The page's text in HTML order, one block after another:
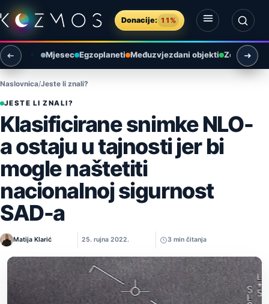
Preskoči na sadržaj
Donacije: 11%
Otvori izbornik
Otvori pretragu
Mjesec Egzoplaneti Međuzvjezdani objekti Zemlja i
Naslovnica Jeste li znali?
JESTE LI ZNALI?
Klasificirane snimke NLO-
a ostaju u tajnosti jer bi
mogle naštetiti
nacionalnoj sigurnost
SAD-a
Matija Klarić 25. rujna 2022. 3 min čitanja